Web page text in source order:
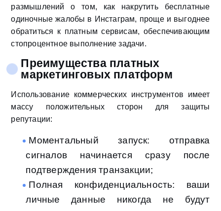
размышлений о том, как накрутить бесплатные
одиночные жалобы в Инстаграм, проще и выгоднее
обратиться к платным сервисам, обеспечивающим
стопроцентное выполнение задачи.
Преимущества платных
маркетинговых платформ
Использование коммерческих инструментов имеет
массу положительных сторон для защиты
репутации:
Моментальный запуск: отправка
сигналов начинается сразу после
подтверждения транзакции;
Полная конфиденциальность: ваши
личные данные никогда не будут